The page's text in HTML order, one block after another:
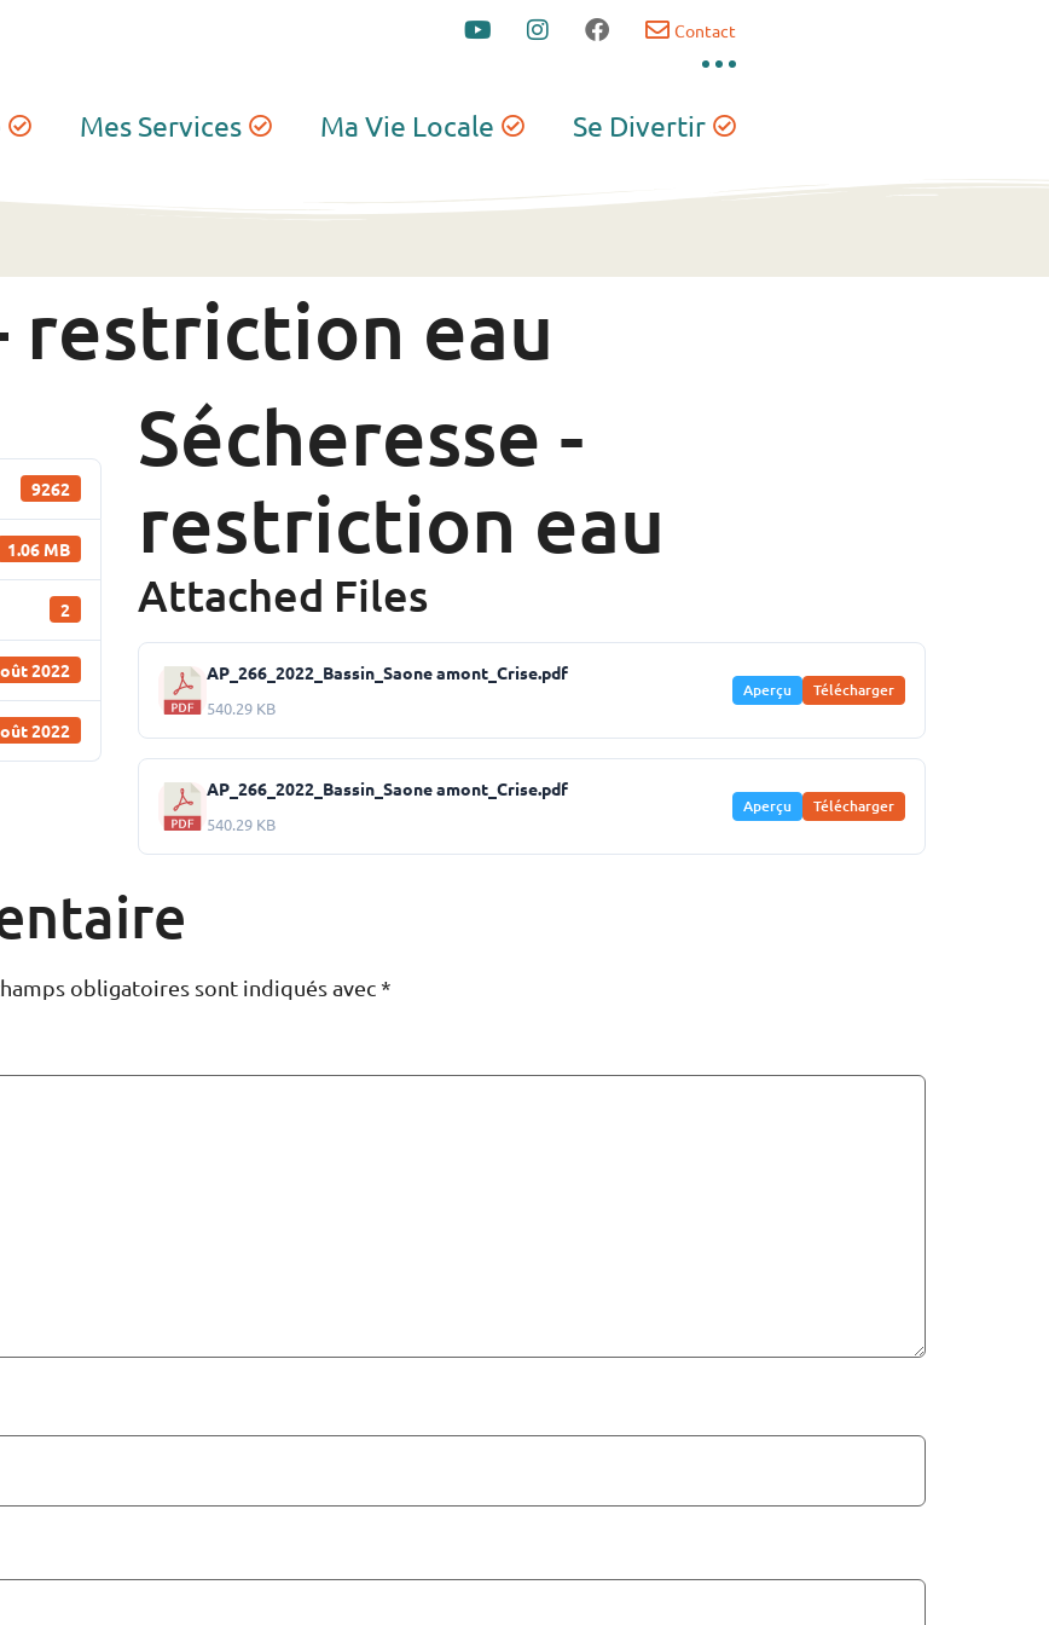
Contact
Mes Services Ma Vie Locale Se Divertir
restriction eau
9262
1.06 MB
2
2022
2022
Sécheresse -
restriction eau
Attached Files
AP_266_2022_Bassin_Saone amont_Crise.pdf
540.29 KB
Aperçu Télécharger
AP_266_2022_Bassin_Saone amont_Crise.pdf
540.29 KB
Aperçu Télécharger
obligatoires sont indiqués avec*